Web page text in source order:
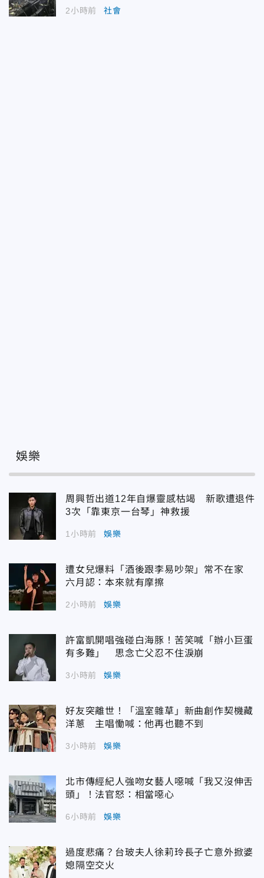
2小時前 社會
娛樂
周興哲出道12年自爆靈感枯竭 新歌遭退件
3次「靠東京一台琴」神救援
1小時前 娛樂
遭女兒爆料「酒後跟李易吵架」常不在家
六月認：本來就有摩擦
2小時前 娛樂
許富凱開唱強碰白海豚！苦笑喊「辦小巨蛋
有多難」 思念亡父忍不住淚崩
3小時前 娛樂
好友突離世！「溫室雜草」新曲創作契機藏
洋蔥 主唱慟喊：他再也聽不到
3小時前 娛樂
北市傳經紀人強吻女藝人噁喊「我又沒伸舌
頭」！法官怒：相當噁心
6小時前 娛樂
過度悲痛？台玻夫人徐莉玲長子亡意外掀婆
媳隔空交火